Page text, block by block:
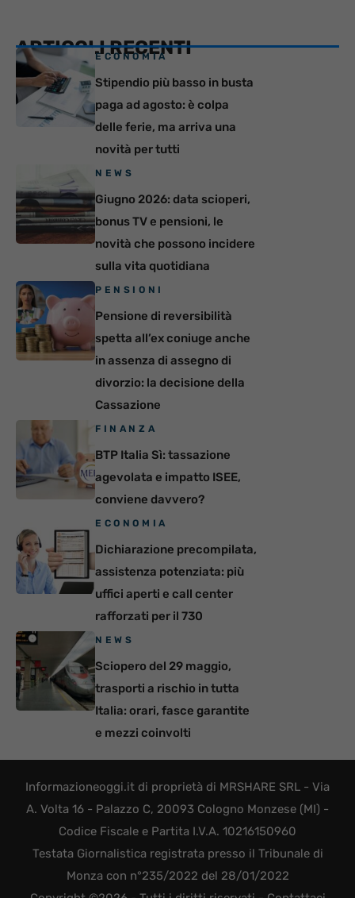
ARTICOLI RECENTI
ECONOMIA
Stipendio più basso in busta
paga ad agosto: è colpa
delle ferie, ma arriva una
novità per tutti
NEWS
Giugno 2026: data scioperi,
bonus TV e pensioni, le
novità che possono incidere
sulla vita quotidiana
PENSIONI
Pensione di reversibilità
spetta all’ex coniuge anche
in assenza di assegno di
divorzio: la decisione della
Cassazione
FINANZA
BTP Italia Sì: tassazione
agevolata e impatto ISEE,
conviene davvero?
ECONOMIA
Dichiarazione precompilata,
assistenza potenziata: più
uffici aperti e call center
rafforzati per il 730
NEWS
Sciopero del 29 maggio,
trasporti a rischio in tutta
Italia: orari, fasce garantite
e mezzi coinvolti
Informazioneoggi.it di proprietà di MRSHARE SRL - Via
A. Volta 16 - Palazzo C, 20093 Cologno Monzese (MI) -
Codice Fiscale e Partita I.V.A. 10216150960
Testata Giornalistica registrata presso il Tribunale di
Monza con n°235/2022 del 28/01/2022